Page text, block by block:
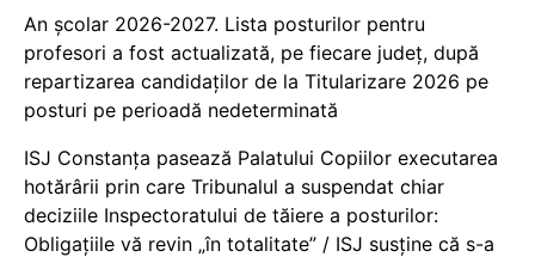
An școlar 2026-2027. Lista posturilor pentru
profesori a fost actualizată, pe fiecare județ, după
repartizarea candidaților de la Titularizare 2026 pe
posturi pe perioadă nedeterminată
ISJ Constanța pasează Palatului Copiilor executarea
hotărârii prin care Tribunalul a suspendat chiar
deciziile Inspectoratului de tăiere a posturilor:
Obligațiile vă revin „în totalitate” / ISJ susține că s-a